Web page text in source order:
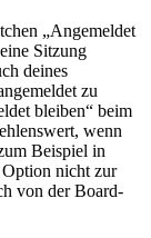
„Angemeldet
Sitzung
deines
zu
bleiben“ beim
wenn
Beispiel in
Option nicht zur
von der Board-